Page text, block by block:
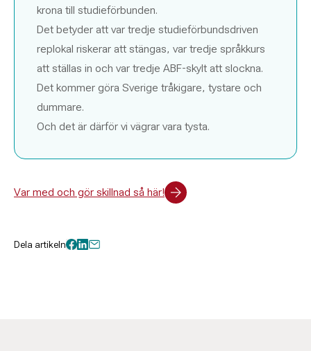
krona till studieförbunden.
Det betyder att var tredje studieförbundsdriven
replokal riskerar att stängas, var tredje språkkurs
att ställas in och var tredje ABF-skylt att slockna.
Det kommer göra Sverige tråkigare, tystare och
dummare.
Och det är därför vi vägrar vara tysta.
Var med och gör skillnad så här!
Dela artikeln